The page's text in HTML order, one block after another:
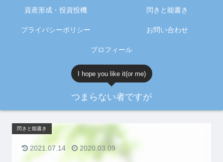
I hope you like it(or me)
つまらない者ですが
資産形成・投資投機 閃きと能書き
プライバシーポリシー お問い合わせ
プロフィール
閃きと能書き
2021.07.14 2020.03.09